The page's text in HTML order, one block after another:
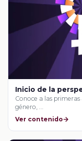
Inicio de la
Conoce a las
género, …
Ver contenido